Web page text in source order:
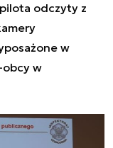
odczyty z
w
w